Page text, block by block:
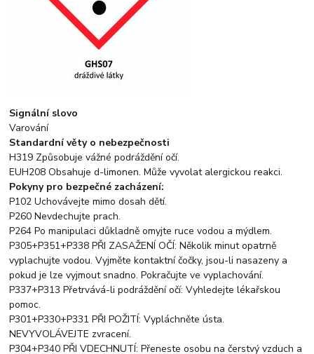
Signální slovo
Varování
Standardní věty o nebezpečnosti
H319 Způsobuje vážné podráždění očí.
EUH208 Obsahuje d-limonen. Může vyvolat alergickou reakci.
Pokyny pro bezpečné zacházení:
P102 Uchovávejte mimo dosah dětí.
P260 Nevdechujte prach.
P264 Po manipulaci důkladně omyjte ruce vodou a mýdlem.
P305+P351+P338 PŘI ZASAŽENÍ OČÍ: Několik minut opatrně
vyplachujte vodou. Vyjměte kontaktní čočky, jsou-li nasazeny a
pokud je lze vyjmout snadno. Pokračujte ve vyplachování.
P337+P313 Přetrvává-li podráždění očí: Vyhledejte lékařskou
pomoc.
P301+P330+P331 PŘI POŽITÍ: Vypláchněte ústa.
NEVYVOLÁVEJTE zvracení.
P304+P340 PŘI VDECHNUTÍ: Přeneste osobu na čerstvý vzduch a